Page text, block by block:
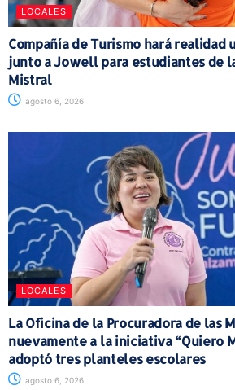
LOCALES
Compañía de Turismo hará
junto a Jowell para estudiantes de
Mistral
agosto 6, 2026
LOCALES
La Oficina de la Procuradora de las
nuevamente a la iniciativa “Quiero
adoptó tres planteles escolares
agosto 6, 2026